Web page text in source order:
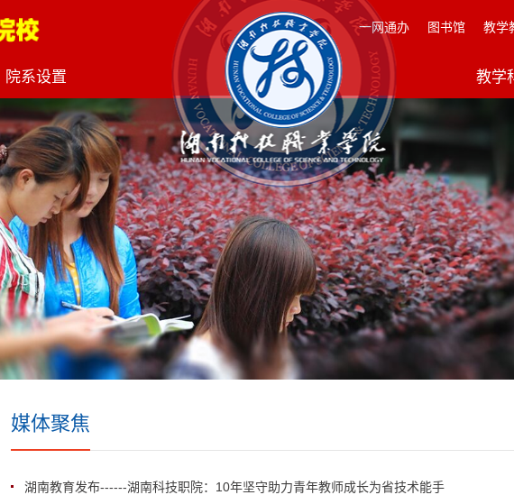
一网通办 图书馆 教学
院系设置 教学
媒体聚焦
湖南教育发布------湖南科技职院：10年坚守助力青年教师成长为省技术能手